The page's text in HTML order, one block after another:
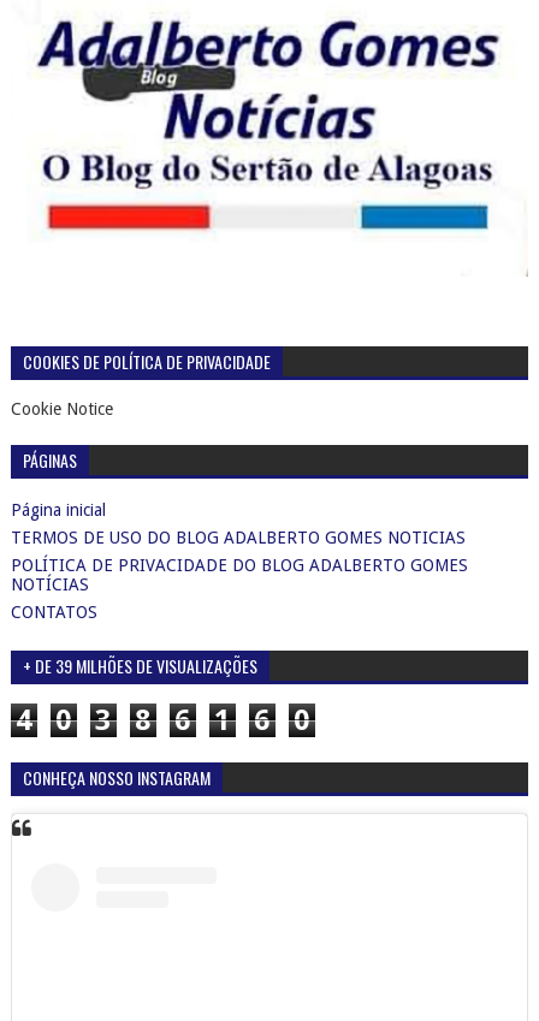
COOKIES DE POLÍTICA DE PRIVACIDADE
Cookie Notice
PÁGINAS
Página inicial
TERMOS DE USO DO BLOG ADALBERTO GOMES NOTICIAS
POLÍTICA DE PRIVACIDADE DO BLOG ADALBERTO GOMES
NOTÍCIAS
CONTATOS
+ DE 39 MILHÕES DE VISUALIZAÇÕES
4 0 3 8 6 1 6 0
CONHEÇA NOSSO INSTAGRAM